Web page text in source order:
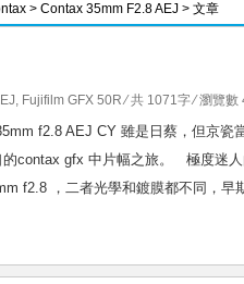
> Contax 35mm F2.8 AEJ > 文章
, Fujifilm GFX 50R⁄ 共 1071字 ⁄ 瀏覽
f2.8 AEJ CY 雖是日蔡，但京瓷
的contax gfx 中片幅之旅。 極度迷
f2.8 ，二者光學和鍍膜都不同，早